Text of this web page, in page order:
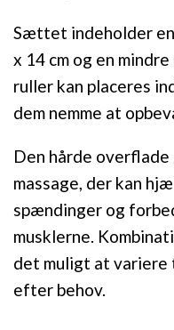
Sættet indeholder
x 14 cm og en
ruller kan placeres
dem nemme at
Den hårde
massage, der kan
spændinger og
musklerne.
det muligt at variere
efter behov.